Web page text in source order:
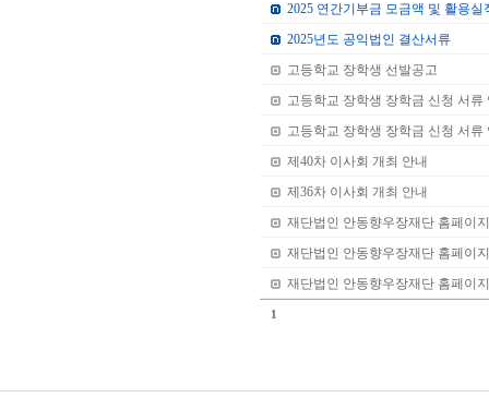
2025 연간기부금 모금액 및 활용실
2025년도 공익법인 결산서류
고등학교 장학생 선발공고
고등학교 장학생 장학금 신청 서류
고등학교 장학생 장학금 신청 서류
제40차 이사회 개최 안내
제36차 이사회 개최 안내
재단법인 안동향우장재단 홈페이
재단법인 안동향우장재단 홈페이
재단법인 안동향우장재단 홈페이
1